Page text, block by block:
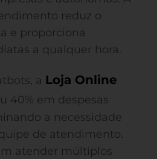
reduz o
e proporciona
a qualquer hora.
a Loja Online
40% em despesas
a necessidade
de atendimento.
atender múltiplos